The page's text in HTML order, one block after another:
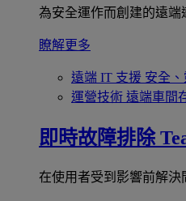
為安全運作而創建的遠端
瞭解更多
遠端 IT 支援 安全
運營技術 遠端車間
即時故障排除
在使用者受到影響前解決